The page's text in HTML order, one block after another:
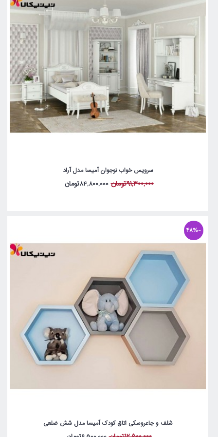
سرویس خواب نوجوان آمیسا مدل آراد
91,300,000تومان 84,800,000تومان
-48%
شلف و جاعروسکی اتاق کودک آمیسا مدل شش ضلعی